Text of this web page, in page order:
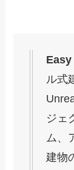
ル式
ジェ
ム、
建物